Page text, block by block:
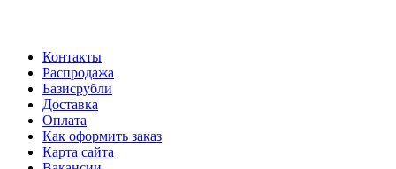
Контакты
Распродажа
Базисрубли
Доставка
Оплата
Как оформить заказ
Карта сайта